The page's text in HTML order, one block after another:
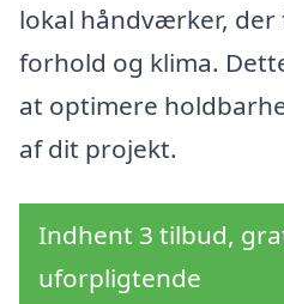
lokal håndværker,
forhold og klima.
at optimere
af dit projekt.
Indhent 3 tilbud,
uforpligtende